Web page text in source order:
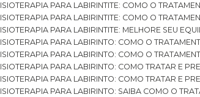
FISIOTERAPIA PARA LABIRINTITE: COMO O
FISIOTERAPIA PARA LABIRINTITE: COMO O
FISIOTERAPIA PARA LABIRINTITE: MELHORE SEU
FISIOTERAPIA PARA LABIRINTO: COMO O
FISIOTERAPIA PARA LABIRINTO: COMO O
FISIOTERAPIA PARA LABIRINTO: COMO TRATAR E
FISIOTERAPIA PARA LABIRINTO: COMO TRATAR E
FISIOTERAPIA PARA LABIRINTO: SAIBA COMO O